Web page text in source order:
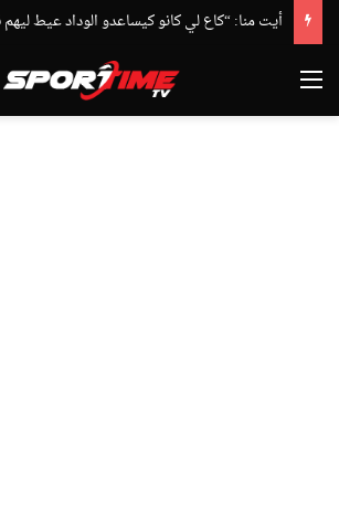
القائمة